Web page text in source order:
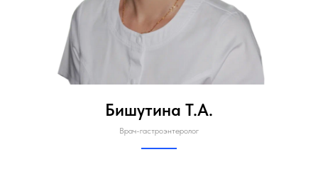
Бишутина Т.А.
Врач-гастроэнтеролог